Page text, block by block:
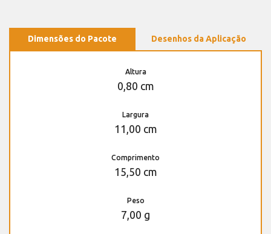
Dimensões do Pacote Desenhos da Aplicação
Altura
0,80 cm
Largura
11,00 cm
Comprimento
15,50 cm
Peso
7,00 g